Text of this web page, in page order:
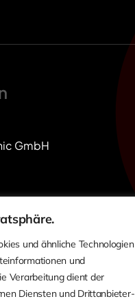
und ähnliche Technologien
und
Verarbeitung dient der
Diensten und Drittanbieter-
GmbH